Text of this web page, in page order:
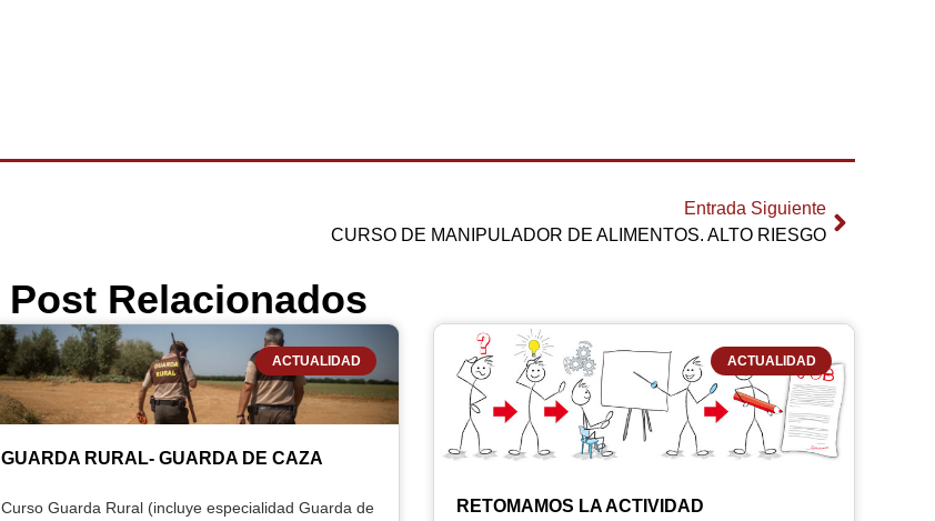
Entrada Siguiente
CURSO DE MANIPULADOR DE ALIMENTOS. ALTO RIESGO
Post Relacionados
ACTUALIDAD
GUARDA RURAL- GUARDA DE CAZA
Curso Guarda Rural (incluye especialidad Guarda de
ACTUALIDAD
RETOMAMOS LA ACTIVIDAD